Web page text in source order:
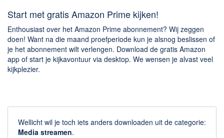
Start met gratis Amazon Prime kijken!
Enthousiast over het Amazon Prime abonnement? Wij zeggen
doen! Want na die maand proefperiode kun je alsnog beslissen of
je het abonnement wilt verlengen. Download de gratis Amazon
app of start je kijkavontuur via desktop. We wensen je alvast veel
kijkplezier.
Wellicht wil je toch iets anders downloaden uit de categorie:
Media streamen.